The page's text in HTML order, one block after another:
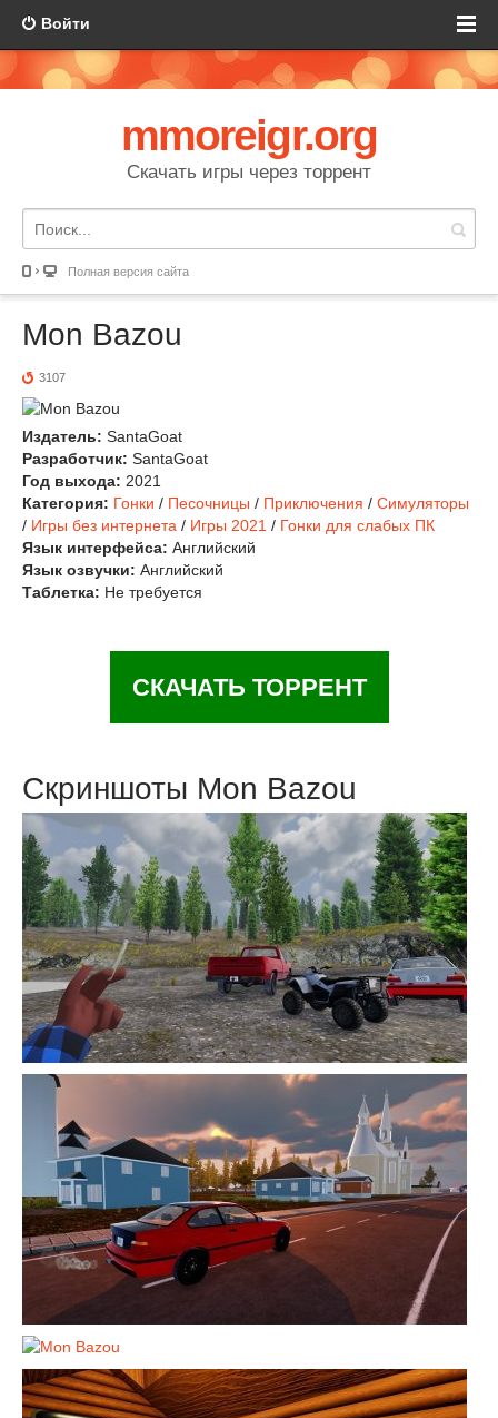
Войти
mmoreigr.org
Скачать игры через торрент
Полная версия сайта
Mon Bazou
3107
Издатель: SantaGoat
Разработчик: SantaGoat
Год выхода: 2021
Категория: Гонки / Песочницы / Приключения / Симуляторы
/ Игры без интернета / Игры 2021 / Гонки для слабых ПК
Язык интерфейса: Английский
Язык озвучки: Английский
Таблетка: Не требуется
СКАЧАТЬ ТОРРЕНТ
Скриншоты Mon Bazou